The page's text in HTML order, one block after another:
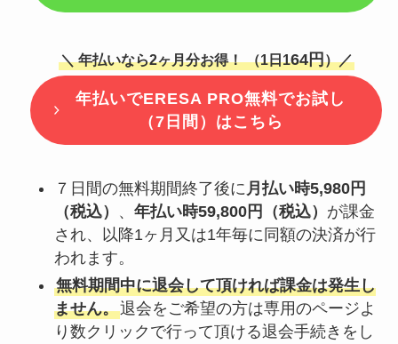
＼ 年払いなら2ヶ月分お得！ （1日164円）／
年払いでERESA PRO無料でお試し
（7日間）はこちら
７日間の無料期間終了後に月払い時5,980円
（税込）
、 年払い時59,800円（税込） が課金
され、以降1ヶ月又は1年毎に同額の決済が行
われます。
無料期間中に退会して頂ければ課金は発生し
ません。退会をご希望の方は専用のページよ
り数クリックで行って頂ける退会手続きをし